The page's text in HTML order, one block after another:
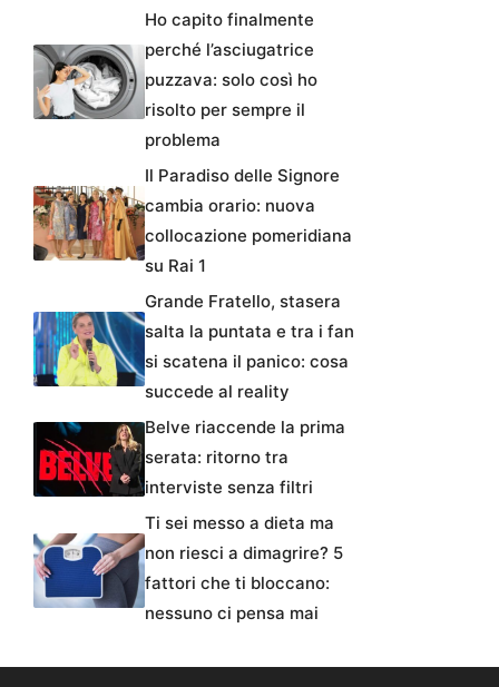
Ho capito finalmente
perché l’asciugatrice
puzzava: solo così ho
risolto per sempre il
problema
Il Paradiso delle Signore
cambia orario: nuova
collocazione pomeridiana
su Rai 1
Grande Fratello, stasera
salta la puntata e tra i fan
si scatena il panico: cosa
succede al reality
Belve riaccende la prima
serata: ritorno tra
interviste senza filtri
Ti sei messo a dieta ma
non riesci a dimagrire? 5
fattori che ti bloccano:
nessuno ci pensa mai